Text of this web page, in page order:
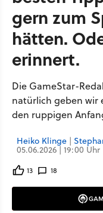
gern zum
hätten.
erinnert.
Die GameStar-
natürlich geben wir
den ruppigen
Heiko Klinge |
05.06.2026 | 19:00
13 18